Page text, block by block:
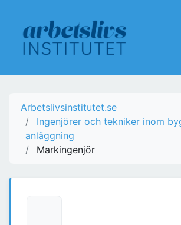
Arbetslivsinstitutet.se
Ingenjörer och tekniker inom
anläggning
Markingenjör